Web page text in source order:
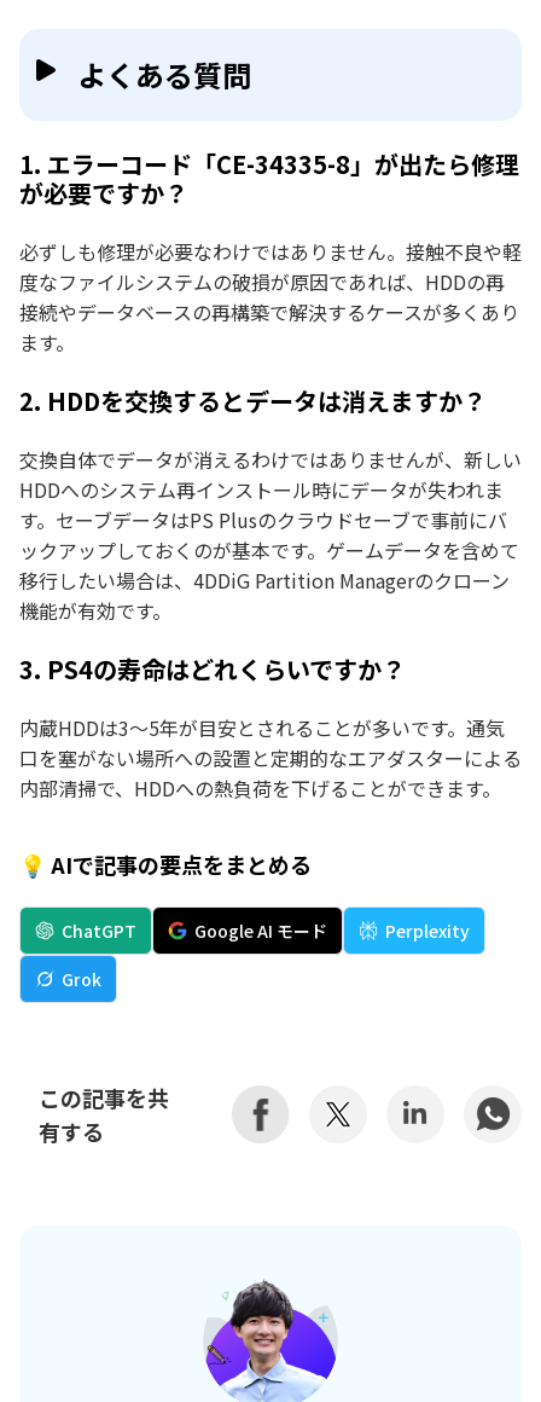
よくある質問
1. エラーコード「CE-34335-8」が出たら修理
が必要ですか？
必ずしも修理が必要なわけではありません。接触不良や軽
度なファイルシステムの破損が原因であれば、HDDの再
接続やデータベースの再構築で解決するケースが多くあり
ます。
2. HDDを交換するとデータは消えますか？
交換自体でデータが消えるわけではありませんが、新しい
HDDへのシステム再インストール時にデータが失われま
す。セーブデータはPS Plusのクラウドセーブで事前にバ
ックアップしておくのが基本です。ゲームデータを含めて
移行したい場合は、4DDiG Partition Managerのクローン
機能が有効です。
3. PS4の寿命はどれくらいですか？
内蔵HDDは3〜5年が目安とされることが多いです。通気
口を塞がない場所への設置と定期的なエアダスターによる
内部清掃で、HDDへの熱負荷を下げることができます。
💡 AIで記事の要点をまとめる
ChatGPT Google AI モード
Perplexity
Grok
この記事を共
有する